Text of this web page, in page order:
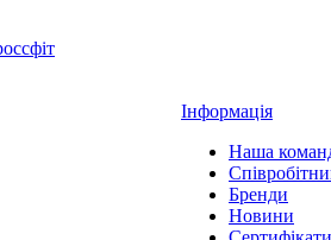
Інформація
Наша
Бренди
Новини